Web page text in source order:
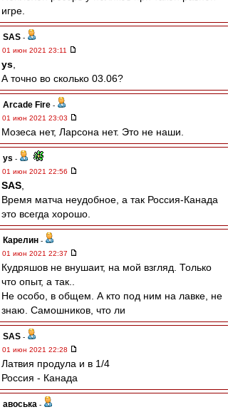
игре.
SAS -
01 июн 2021 23:11
ys
А точно во сколько 03.06?
Arcade Fire -
01 июн 2021 23:03
Мозеса нет, Ларсона нет. Это не наши.
ys -
01 июн 2021 22:56
SAS
Время матча неудобное, а так Россия-Канада
это всегда хорошо.
Карелин -
01 июн 2021 22:37
Кудряшов не внушаит, на мой взгляд. Только
что опыт, а так..
Не особо, в общем. А кто под ним на лавке, не
знаю. Самошников, что ли
SAS -
01 июн 2021 22:28
Латвия продула и в 1/4
Россия - Канада
авоська -